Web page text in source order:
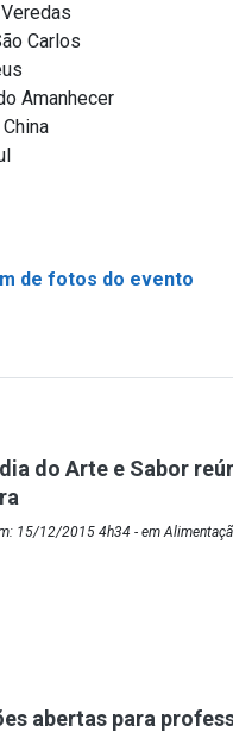
Carlos
Amanhecer
de fotos do evento
do Arte e Sabor
15/12/2015 4h34 - em
abertas para